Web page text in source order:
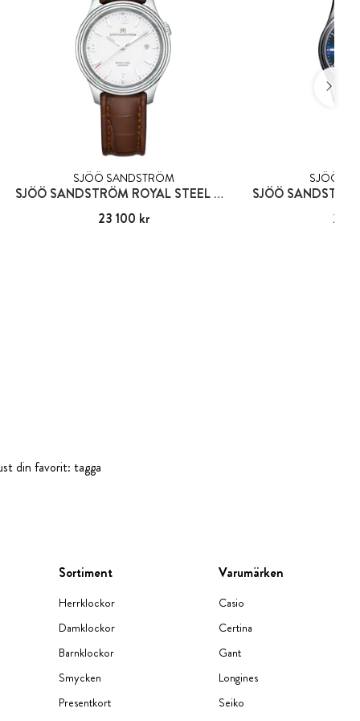
SJÖÖ SANDSTRÖM
SJÖÖ SANDSTRÖM ROYAL STEEL CLASSIC 41MM
Pris:23 100 kr
23 100 kr
SJÖÖ
Pris22
din favorit: tagga
Sortiment
Herrklockor
Damklockor
Barnklockor
Smycken
Presentkort
Varumärken
Casio
Certina
Gant
Longines
Seiko